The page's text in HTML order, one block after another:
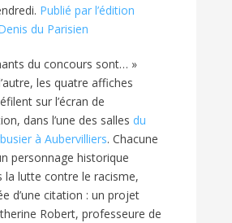
Publié par l’édition
du Parisien
du concours sont… »
les quatre affiches
sur l’écran de
dans l’une des salles du
à Aubervilliers. Chacune
personnage historique
la lutte contre le racisme,
d’une citation : un projet
Robert, professeure de